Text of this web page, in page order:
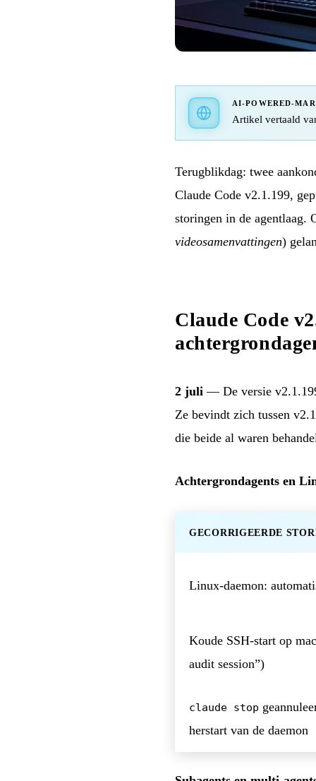
AI-POWERED-
Artikel vertaald
Terugblikdag: twee
Claude Code v2.1.199,
storingen in de agentlaag.
videosamenvattingen)
Claude Code
2 juli — De versie
Ze bevindt zich tussen
die beide al waren
Achtergrondagents en
GECORRIGEERDE
Linux-daemon:
Koude SSH-start op
audit session”)
claude stop
herstart van de daemon